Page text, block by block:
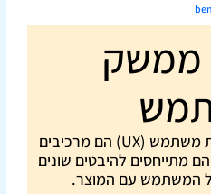
ממשק
ממשק משתמש (UI) וחווית משתמש (UX) הם מרכיבים
מתייחסים להיבטים שונים
המשתמש עם המוצר.